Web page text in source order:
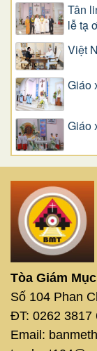
Tân
lễ tạ
Việt
Giáo
Giáo
Tòa Giám
Số 104 Phan
ĐT: 0262 3817
Email: